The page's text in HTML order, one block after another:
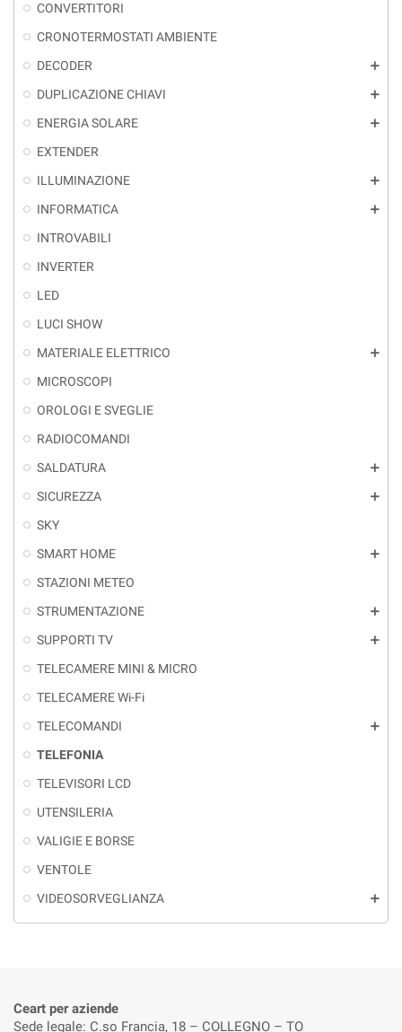
CONVERTITORI
CRONOTERMOSTATI AMBIENTE
DECODER
add
DUPLICAZIONE CHIAVI add
ENERGIA SOLARE add
EXTENDER
ILLUMINAZIONE
add
INFORMATICA add
INTROVABILI
INVERTER
LED
LUCI SHOW
MATERIALE ELETTRICO
add
MICROSCOPI
OROLOGI E SVEGLIE
RADIOCOMANDI
SALDATURA
add
SICUREZZA add
SKY
SMART HOME
add
STAZIONI METEO
STRUMENTAZIONE
add
SUPPORTI TV add
TELECAMERE MINI & MICRO
TELECAMERE Wi-Fi
TELECOMANDI
add
TELEFONIA
TELEVISORI LCD
UTENSILERIA
VALIGIE E BORSE
VENTOLE
VIDEOSORVEGLIANZA
add
Ceart per aziende
Sede legale: C.so Francia, 18 – COLLEGNO – TO